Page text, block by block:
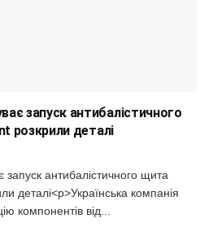
запуск антибалістичного
розкрили деталі
антибалістичного щита
деталі<p>Українська компанія
компонентів від...